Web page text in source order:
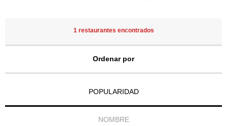
1 restaurantes encontrados
Ordenar por
POPULARIDAD
NOMBRE